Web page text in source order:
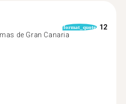
de Gran Canaria
format_quote 12